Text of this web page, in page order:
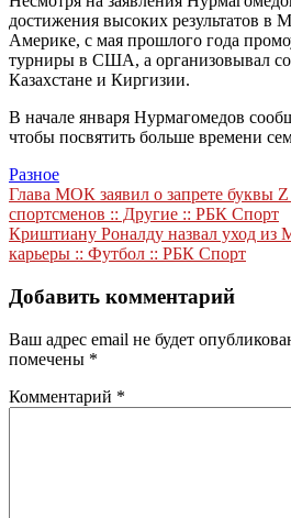
достижения высоких результатов
Америке, с мая прошлого года
турниры в США, а организовывал
Казахстане и Киргизии.
В начале января Нурмагомедов
чтобы посвятить больше времени
Разное
Навигация
по
записям
Глава МОК заявил о запрете буквы
спортсменов :: Другие :: РБК Спорт
Криштиану Роналду назвал уход
карьеры :: Футбол :: РБК Спорт
Добавить комментарий
Ваш адрес email не будет
помечены *
Комментарий *